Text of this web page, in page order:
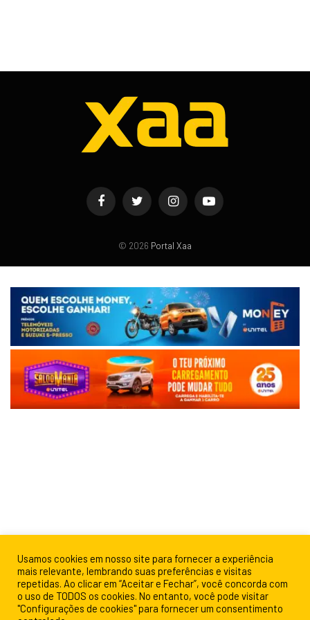
FacebookTwitter InstagramYouTube
© 2026 Portal Xaa
Usamos cookies em nosso site para fornecer a experiência
mais relevante, lembrando suas preferências e visitas
repetidas. Ao clicar em “Aceitar e Fechar”, você concorda com
o uso de TODOS os cookies. No entanto, você pode visitar
"Configurações de cookies" para fornecer um consentimento